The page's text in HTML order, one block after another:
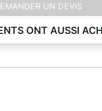
UN DEVIS
ONT AUSSI